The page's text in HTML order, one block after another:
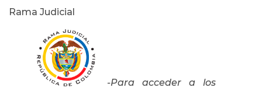
Rama Judicial
-Para acceder a los